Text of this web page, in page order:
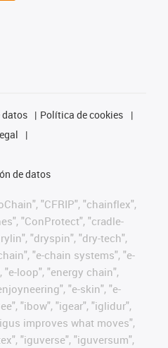
datos
Política de cookies
de datos
"CFRIP", "chainflex",
"ConProtect", "cradle-
"dryspin", "dry-tech",
"e-chain systems", "e-
loop", "energy chain",
"e-skin", "e-
"ibow", "igear", "iglidur",
improves what moves",
"iguverse", "iguversum",